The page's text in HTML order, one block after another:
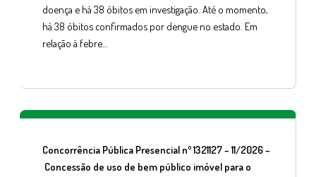
doença e há 38 óbitos em investigação. Até o momento,
há 38 óbitos confirmados por dengue no estado. Em
relação à febre…
Concorrência Pública Presencial nº 1321127 – 11/2026 –
Concessão de uso de bem público imóvel para o